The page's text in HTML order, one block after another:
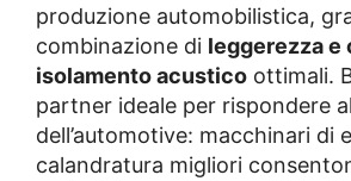
produzione automobilistica,
combinazione di leggerezza e
isolamento acustico ottimali.
partner ideale per rispondere
dell’automotive: macchinari di
calandratura migliori